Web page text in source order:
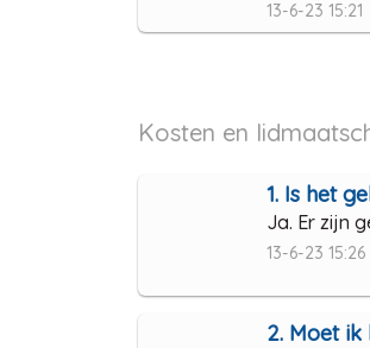
13-6-23 15:21
Kosten en
1. Is het
Ja. Er zijn
13-6-23 15:26
2. Moet ik